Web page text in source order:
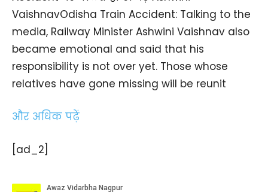
VaishnavOdisha Train Accident: Talking to the
media, Railway Minister Ashwini Vaishnav also
became emotional and said that his
responsibility is not over yet. Those whose
relatives have gone missing will be reunit
और अधिक पढ़ें
[ad_2]